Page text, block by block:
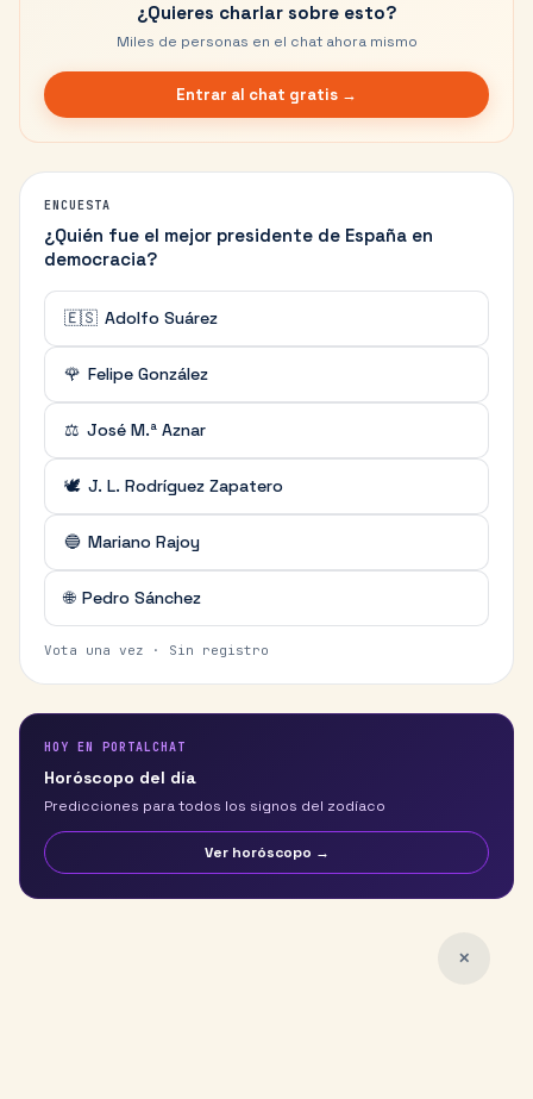
¿Quieres charlar sobre esto?
Miles de personas en el chat ahora mismo
Entrar al chat gratis →
ENCUESTA
¿Quién fue el mejor presidente de España en
democracia?
🇪🇸 Adolfo Suárez
🌹 Felipe González
⚖️ José M.ª Aznar
🕊️ J. L. Rodríguez Zapatero
🔵 Mariano Rajoy
🌐 Pedro Sánchez
Vota una vez · Sin registro
HOY EN PORTALCHAT
Horóscopo del día
Predicciones para todos los signos del zodíaco
Ver horóscopo →
✕